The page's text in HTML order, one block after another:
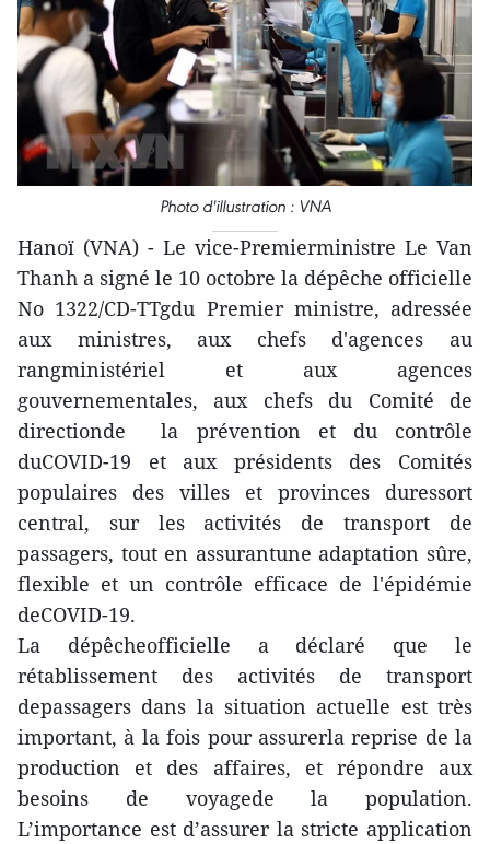
Photo d'illustration : VNA
Hanoï (VNA) - Le vice-Premierministre Le Van
Thanh a signé le 10 octobre la dépêche officielle
No 1322/CD-TTgdu Premier ministre, adressée
aux ministres, aux chefs d'agences au
rangministériel et aux agences
gouvernementales, aux chefs du Comité de
directionde la prévention et du contrôle
duCOVID-19 et aux présidents des Comités
populaires des villes et provinces duressort
central, sur les activités de transport de
passagers, tout en assurantune adaptation sûre,
flexible et un contrôle efficace de l'épidémie
deCOVID-19.
La dépêcheofficielle a déclaré que le
rétablissement des activités de transport
depassagers dans la situation actuelle est très
important, à la fois pour assurerla reprise de la
production et des affaires, et répondre aux
besoins de voyagede la population.
L’importance est d’assurer la stricte application